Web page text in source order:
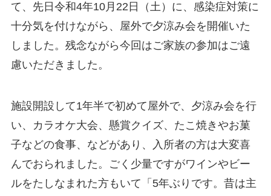
て、先日令和4年10月22日（土）に、感染症対策に
十分気を付けながら、屋外で夕涼み会を開催いた
しました。残念ながら今回はご家族の参加はご遠
慮いただきました。
施設開設して1年半で初めて屋外で、夕涼み会を行
い、カラオケ大会、懸賞クイズ、たこ焼きやお菓
子などの食事、などがあり、入所者の方は大変喜
んでおられました。ごく少量ですがワインやビー
ルをたしなまれた方もいて「5年ぶりです。昔は主